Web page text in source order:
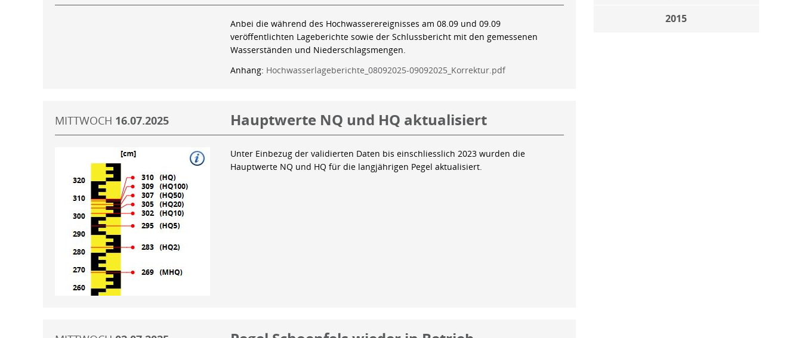
2015
Anbei die während des Hochwasserereignisses am 08.09 und 09.09
veröffentlichten Lageberichte sowie der Schlussbericht mit den gemessenen
Wasserständen und Niederschlagsmengen.
Anhang: Hochwasserlageberichte_08092025-09092025_Korrektur.pdf
MITTWOCH 16.07.2025 Hauptwerte NQ und HQ aktualisiert
Unter Einbezug der validierten Daten bis einschliesslich 2023 wurden die
Hauptwerte NQ und HQ für die langjährigen Pegel aktualisiert.